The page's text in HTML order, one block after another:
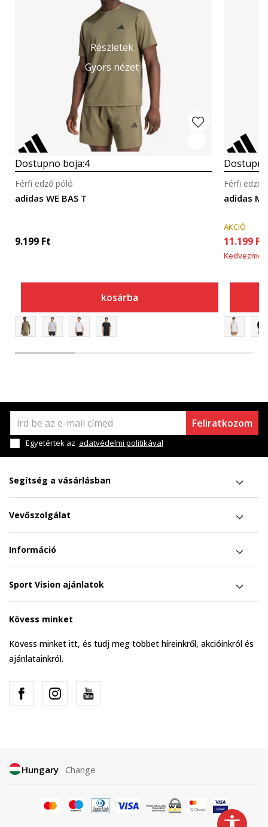
Részletek
Gyors nézet
Dostupno boja:4
adidas WE BAS T
Férfi edző póló
9.199 Ft
kosárba
adidas M
Férfi edző
AKCIÓ
11.199 Ft
Feliratkozom
Egyetértek az adatvédelmi politikával
Segítség a vásárlásban
Vevőszolgálat
Információ
Sport Vision ajánlatok
Kövess minket
Kövess minket itt, és tudj meg többet híreinkről, akcióinkról és
ajánlatainkról.
Hungary Change